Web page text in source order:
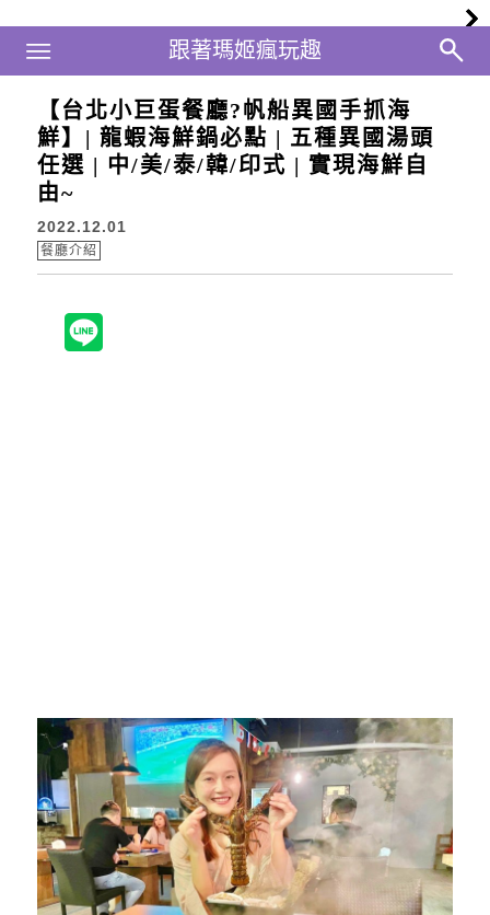
跟著瑪姬瘋玩趣跟著瑪姬瘋玩趣
Main Menu
【台北小巨蛋餐廳?帆船異國手抓海
鮮】| 龍蝦海鮮鍋必點 | 五種異國湯頭
任選 | 中/美/泰/韓/印式 | 實現海鮮自
由~
2022.12.01
餐廳介紹